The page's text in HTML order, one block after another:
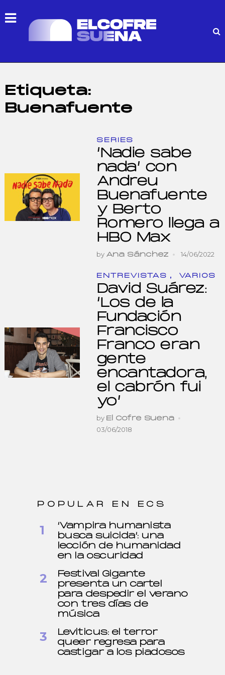
Etiqueta:
Buenafuente
SERIES
‘Nadie sabe
nada’ con
Andreu
Buenafuente
y Berto
Romero llega a
HBO Max
by Ana Sánchez 14/06/2022
ENTREVISTAS , VARIOS
David Suárez:
‘Los de la
Fundación
Francisco
Franco eran
gente
encantadora,
el cabrón fui
yo’
by El Cofre Suena
03/06/2018
POPULAR EN ECS
‘Vampira humanista
busca suicida’: una
lección de humanidad
en la oscuridad
Festival Gigante
presenta un cartel
para despedir el verano
con tres días de
música
Leviticus: el terror
queer regresa para
castigar a los piadosos